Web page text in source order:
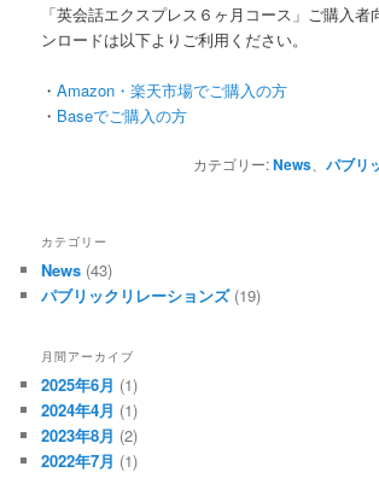
「英会話エクスプレス６ヶ月コース」ご購入者
ンロードは以下よりご利用ください。
・Amazon・楽天市場でご購入の方
・ Baseでご購入の方
カテゴリー:News、 パブリ
カテゴリー
News (43)
パブリックリレーションズ(19)
月間アーカイブ
2025年6月 (1)
2024年4月 (1)
2023年8月 (2)
2022年7月 (1)